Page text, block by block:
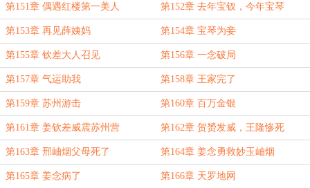
第151章 偶遇红楼第一美人 第152章 去年宝钗，今年宝琴
第153章 再见薛姨妈 第154章 宝琴为妾
第155章 钦差大人召见 第156章 一念破局
第157章 气运助我 第158章 王家完了
第159章 苏州游击 第160章 百万金银
第161章 姜钦差威震苏州营 第162章 贺赟发威，王隆惨死
第163章 邢岫烟父母死了 第164章 姜念勇救妙玉岫烟
第165章 姜念病了 第166章 天罗地网